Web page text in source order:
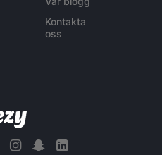
Kontakta
oss